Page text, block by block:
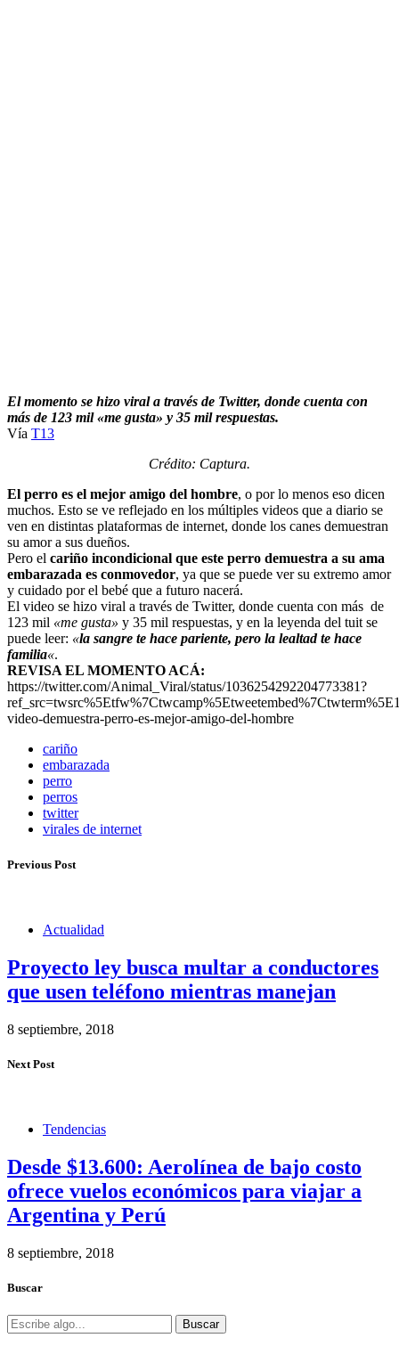
El momento se hizo viral a través de Twitter, donde cuenta con
más de 123 mil «me gusta» y 35 mil respuestas.
Vía T13
Crédito: Captura.
El perro es el mejor amigo del hombre, o por lo menos eso dicen
muchos. Esto se ve reflejado en los múltiples videos que a diario se
ven en distintas plataformas de internet, donde los canes demuestran
su amor a sus dueños.
Pero el cariño incondicional que este perro demuestra a su ama
embarazada es conmovedor, ya que se puede ver su extremo amor
y cuidado por el bebé que a futuro nacerá.
El video se hizo viral a través de Twitter, donde cuenta con más de
123 mil «me gusta» y 35 mil respuestas, y en la leyenda del tuit se
puede leer: «la sangre te hace pariente, pero la lealtad te hace
familia«.
REVISA EL MOMENTO ACÁ:
https://twitter.com/Animal_Viral/status/1036254292204773381?
video-demuestra-perro-es-mejor-amigo-del-hombre
cariño
embarazada
perro
perros
twitter
virales de internet
Previous Post
Actualidad
Proyecto ley busca multar a conductores
que usen teléfono mientras manejan
8 septiembre, 2018
Next Post
Tendencias
Desde $13.600: Aerolínea de bajo costo
ofrece vuelos económicos para viajar a
Argentina y Perú
8 septiembre, 2018
Buscar
Buscar